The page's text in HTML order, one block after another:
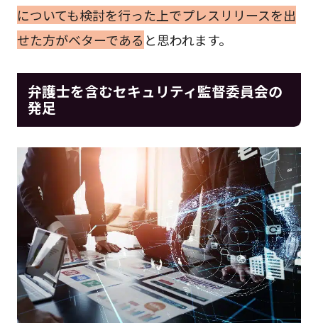
についても検討を行った上でプレスリリースを出
せた方がベターである と思われます。
弁護士を含むセキュリティ監督委員会の
発足